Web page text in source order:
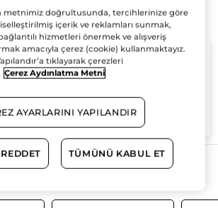
bitkisel
tarım sahası
Keşfedin!
metnimiz doğrultusunda, tercihlerinize göre
içerik ve reklamları sunmak,
hizmetleri önermek ve alışveriş
amacıyla çerez (cookie) kullanmaktayız.
tıklayarak çerezleri
Çerez Aydınlatma Metni
AYARLARINI YAPILANDIR
TÜMÜNÜ KABUL ET